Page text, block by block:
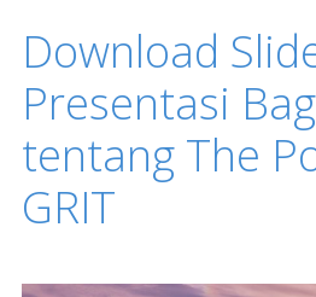
Download
Presentasi
tentang The
GRIT